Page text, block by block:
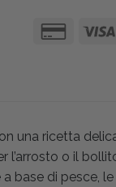
una ricetta
l’arrosto o il
base di pesce,